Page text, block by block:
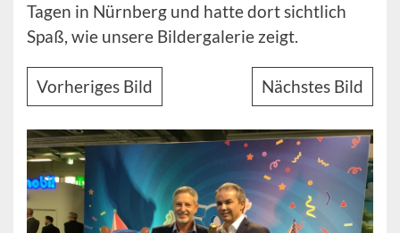
Tagen in Nürnberg und hatte dort sichtlich
Spaß, wie unsere Bildergalerie zeigt.
Vorheriges Bild Nächstes Bild